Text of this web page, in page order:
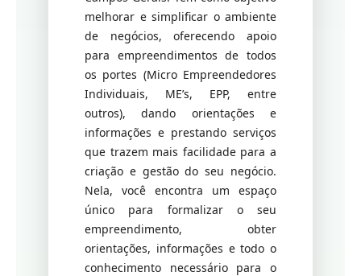
melhorar e simplificar o ambiente
de negócios, oferecendo apoio
para empreendimentos de todos
os portes (Micro Empreendedores
Individuais, ME’s, EPP, entre
outros), dando orientações e
informações e prestando serviços
que trazem mais facilidade para a
criação e gestão do seu negócio.
Nela, você encontra um espaço
único para formalizar o seu
empreendimento, obter
orientações, informações e todo o
conhecimento necessário para o